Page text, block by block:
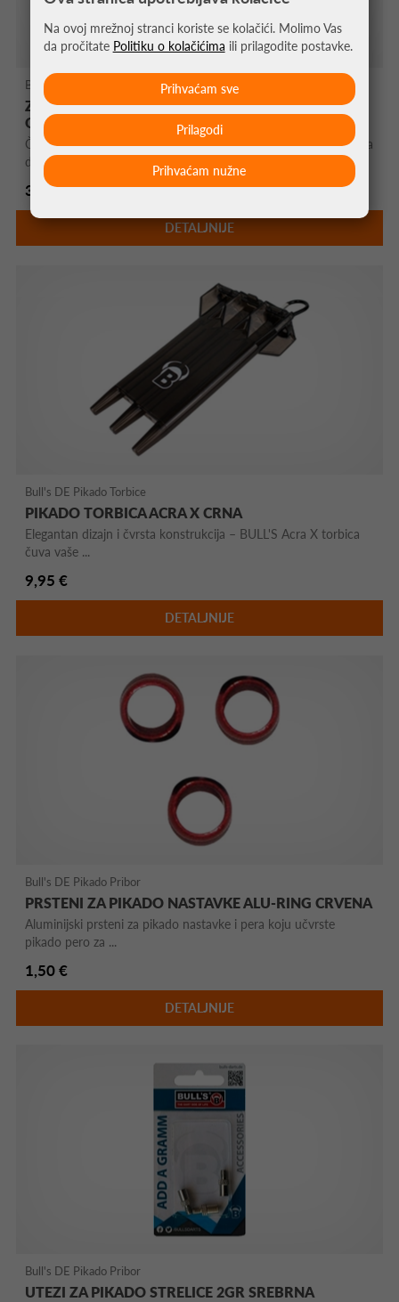
Bull's DE Pikado Mete
ZAŠTITNI OKVIR ZA PIKADO METU BULL'S
QUARTERBACK CRVENA
Četverodijelni Bulls Quarterback okvir za pikado metu osigurava
dugotrajnu ...
33,95 €
DETALJNIJE
Bull's DE Pikado Torbice
PIKADO TORBICA ACRA X CRNA
Elegantan dizajn i čvrsta konstrukcija – BULL'S Acra X torbica
čuva vaše ...
9,95 €
DETALJNIJE
Bull's DE Pikado Pribor
PRSTENI ZA PIKADO NASTAVKE ALU-RING CRVENA
Aluminijski prsteni za pikado nastavke i pera koju učvrste
pikado pero za ...
1,50 €
DETALJNIJE
Bull's DE Pikado Pribor
UTEZI ZA PIKADO STRELICE 2GR SREBRNA
Na ovoj mrežnoj stranci koriste se kolačići. Molimo Vas
da pročitate Politiku o kolačićima ili prilagodite postavke.
Prihvaćam nužne
Prilagodi
Prihvaćam sve